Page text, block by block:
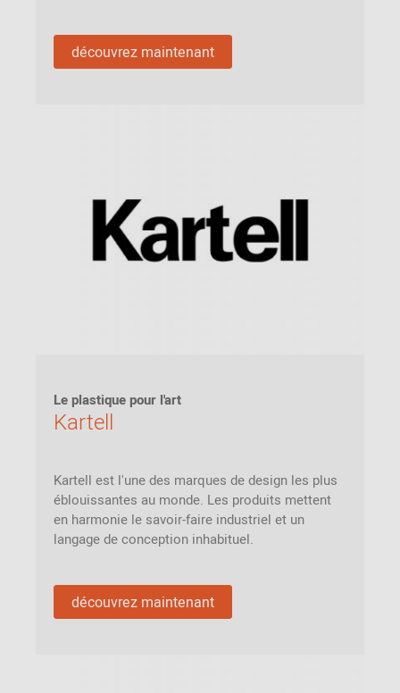
découvrez maintenant
Le plastique pour l'art
Kartell
Kartell est l'une des marques de design les plus
éblouissantes au monde. Les produits mettent
en harmonie le savoir-faire industriel et un
langage de conception inhabituel.
découvrez maintenant